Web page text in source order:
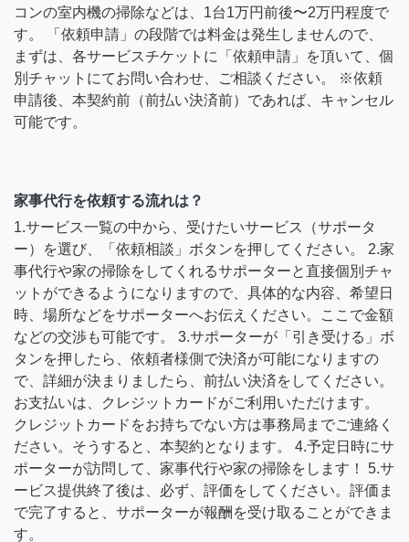
コンの室内機の掃除などは、1台1万円前後〜2万円程度で
す。 「依頼申請」の段階では料金は発生しませんので、
まずは、各サービスチケットに「依頼申請」を頂いて、個
別チャットにてお問い合わせ、ご相談ください。 ※依頼
申請後、本契約前（前払い決済前）であれば、キャンセル
可能です。
家事代行を依頼する流れは？
1.サービス一覧の中から、受けたいサービス（サポータ
ー）を選び、「依頼相談」ボタンを押してください。 2.家
事代行や家の掃除をしてくれるサポーターと直接個別チャ
ットができるようになりますので、具体的な内容、希望日
時、場所などをサポーターへお伝えください。ここで金額
などの交渉も可能です。 3.サポーターが「引き受ける」ボ
タンを押したら、依頼者様側で決済が可能になりますの
で、詳細が決まりましたら、前払い決済をしてください。
お支払いは、クレジットカードがご利用いただけます。
クレジットカードをお持ちでない方は事務局までご連絡く
ださい。そうすると、本契約となります。 4.予定日時にサ
ポーターが訪問して、家事代行や家の掃除をします！ 5.サ
ービス提供終了後は、必ず、評価をしてください。評価ま
で完了すると、サポーターが報酬を受け取ることができま
す。